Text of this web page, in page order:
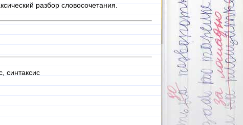
разбор словосочетания.
синтаксис